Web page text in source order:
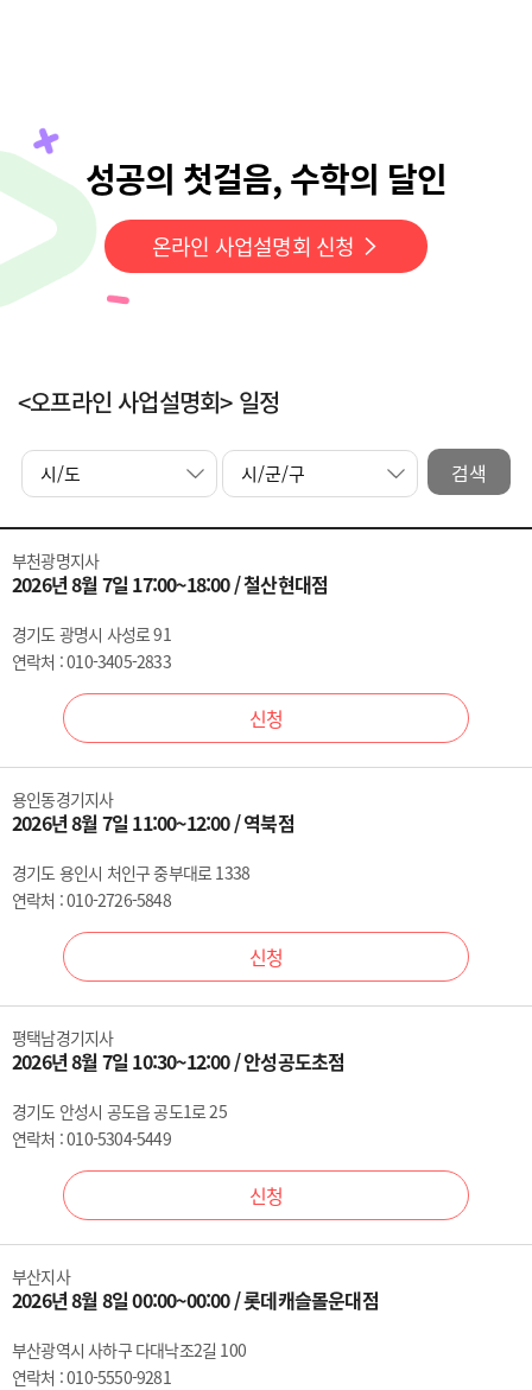
성공의 첫걸음, 수학의 달인
온라인 사업설명회 신청
<오프라인 사업설명회> 일정
검색
부천광명지사
2026년 8월 7일 17:00~18:00 / 철산현대점
경기도 광명시 사성로 91
연락처 : 010-3405-2833
신청
용인동경기지사
2026년 8월 7일 11:00~12:00 / 역북점
경기도 용인시 처인구 중부대로 1338
연락처 : 010-2726-5848
신청
평택남경기지사
2026년 8월 7일 10:30~12:00 / 안성공도초점
경기도 안성시 공도읍 공도1로 25
연락처 : 010-5304-5449
신청
부산지사
2026년 8월 8일 00:00~00:00 / 롯데캐슬몰운대점
부산광역시 사하구 다대낙조2길 100
연락처 : 010-5550-9281